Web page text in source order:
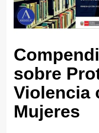
sobre
Violencia
Mujeres